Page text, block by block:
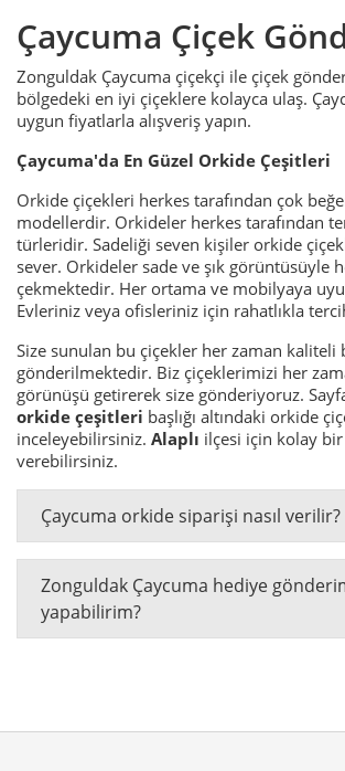
Çaycuma Çiçek
Zonguldak Çaycuma çiçekçi ile çiçek
bölgedeki en iyi çiçeklere kolayca ulaş.
uygun fiyatlarla alışveriş yapın.
Çaycuma'da En Güzel Orkide Çeşitleri
Orkide çiçekleri herkes tarafından çok
modellerdir. Orkideler herkes tarafından
türleridir. Sadeliği seven kişiler orkide
sever. Orkideler sade ve şık görüntüsüyle
çekmektedir. Her ortama ve mobilyaya
Evleriniz veya ofisleriniz için rahatlıkla
Size sunulan bu çiçekler her zaman kaliteli
gönderilmektedir. Biz çiçeklerimizi her
görünüşü getirerek size gönderiyoruz.
orkide çeşitleri başlığı altındaki orkide
inceleyebilirsiniz. Alaplı ilçesi için kolay
verebilirsiniz.
Çaycuma orkide siparişi nasıl verilir?
Zonguldak Çaycuma hediye
yapabilirim?